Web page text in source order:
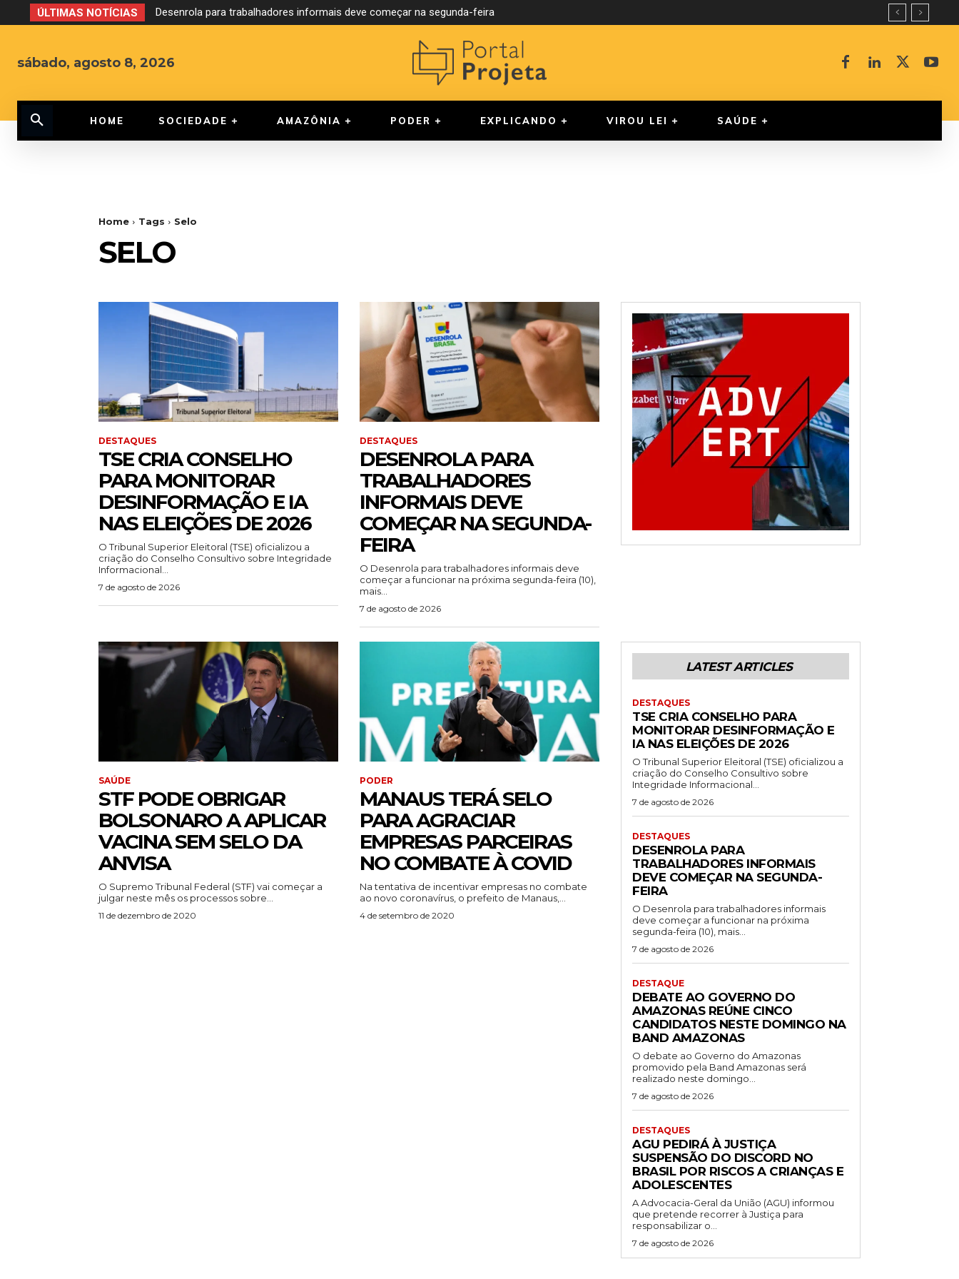
ÚLTIMAS NOTÍCIAS Desenrola para trabalhadores informais deve começar na segunda-feira
sábado, agosto 8, 2026
HOME SOCIEDADE AMAZÔNIA PODER EXPLICANDO VIROU LEI SAÚDE
Home Tags Selo
SELO
DESTAQUES
TSE CRIA CONSELHO
PARA MONITORAR
DESINFORMAÇÃO E IA
NAS ELEIÇÕES DE 2026
O Tribunal Superior Eleitoral (TSE) oficializou a
criação do Conselho Consultivo sobre Integridade
Informacional...
7 de agosto de 2026
DESTAQUES
DESENROLA PARA
TRABALHADORES
INFORMAIS DEVE
COMEÇAR NA SEGUNDA-
FEIRA
O Desenrola para trabalhadores informais deve
começar a funcionar na próxima segunda-feira (10),
mais...
7 de agosto de 2026
SAÚDE
STF PODE OBRIGAR
BOLSONARO A APLICAR
VACINA SEM SELO DA
ANVISA
O Supremo Tribunal Federal (STF) vai começar a
julgar neste mês os processos sobre...
11 de dezembro de 2020
PODER
MANAUS TERÁ SELO
PARA AGRACIAR
EMPRESAS PARCEIRAS
NO COMBATE À COVID
Na tentativa de incentivar empresas no combate
ao novo coronavírus, o prefeito de Manaus,...
4 de setembro de 2020
LATEST ARTICLES
DESTAQUES
TSE CRIA CONSELHO PARA
MONITORAR DESINFORMAÇÃO E
IA NAS ELEIÇÕES DE 2026
O Tribunal Superior Eleitoral (TSE) oficializou a
criação do Conselho Consultivo sobre
Integridade Informacional...
7 de agosto de 2026
DESTAQUES
DESENROLA PARA
TRABALHADORES INFORMAIS
DEVE COMEÇAR NA SEGUNDA-
FEIRA
O Desenrola para trabalhadores informais
deve começar a funcionar na próxima
segunda-feira (10), mais...
7 de agosto de 2026
DESTAQUE
DEBATE AO GOVERNO DO
AMAZONAS REÚNE CINCO
CANDIDATOS NESTE DOMINGO NA
BAND AMAZONAS
O debate ao Governo do Amazonas
promovido pela Band Amazonas será
realizado neste domingo...
7 de agosto de 2026
DESTAQUES
AGU PEDIRÁ À JUSTIÇA
SUSPENSÃO DO DISCORD NO
BRASIL POR RISCOS A CRIANÇAS E
ADOLESCENTES
A Advocacia-Geral da União (AGU) informou
que pretende recorrer à Justiça para
responsabilizar o...
7 de agosto de 2026